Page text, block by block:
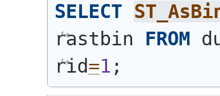
SELECT
rastbin FROM
rid=1 ;